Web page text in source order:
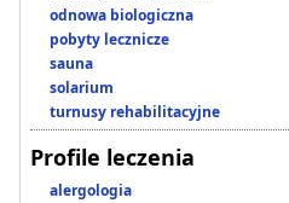
odnowa biologiczna
pobyty lecznicze
sauna
solarium
turnusy rehabilitacyjne
Profile leczenia
alergologia